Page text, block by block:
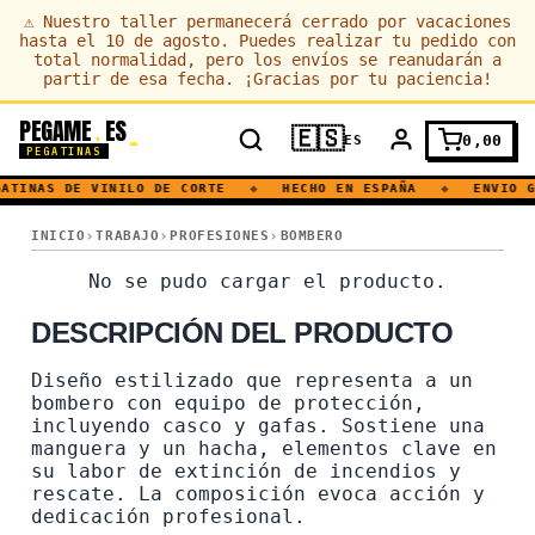
⚠ Nuestro taller permanecerá cerrado por vacaciones
hasta el 10 de agosto. Puedes realizar tu pedido con
total normalidad, pero los envíos se reanudarán a
partir de esa fecha. ¡Gracias por tu paciencia!
PEGAME. ES
PEGATINAS 🇪🇸ES 0,00
DE VINILO DE CORTE ◆ HECHO EN ESPAÑA ◆ ENVIO
INICIO TRABAJO PROFESIONES BOMBERO
HACHA · BOMBERO · FUEGO
HACHA · BOMBERO ·
No se pudo cargar el producto.
DESCRIPCIÓN DEL PRODUCTO
Diseño estilizado que representa a un
bombero con equipo de protección,
incluyendo casco y gafas. Sostiene una
manguera y un hacha, elementos clave en
su labor de extinción de incendios y
rescate. La composición evoca acción y
dedicación profesional.